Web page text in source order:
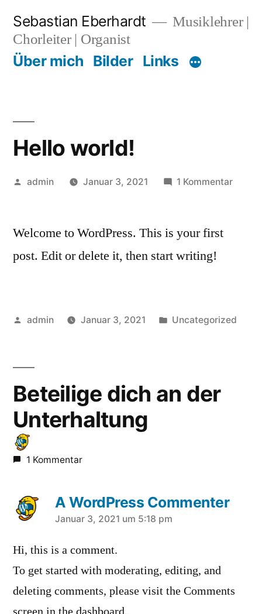
Inhalt
springen
Sebastian Eberhardt
Musiklehrer |
Chorleiter | Organist
Über mich Bilder Links
Hello world!
Veröffentlicht
admin Januar 3, 2021 1 Kommentarzu
Welcome to WordPress. This is your first
post. Edit or delete it, then start writing!
Veröffentlicht
admin Januar 3, 2021
Veröffentlicht
Uncategorized
Beteilige dich an der
Unterhaltung
1 Kommentar
A WordPress Commenter
sagt:
Januar 3, 2021 um 5:18 pm
Hi, this is a comment.
To get started with moderating, editing, and
deleting comments, please visit the Comments